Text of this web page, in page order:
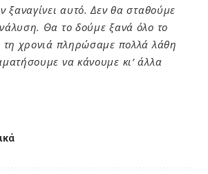
ξαναγίνει αυτό. Δεν θα σταθούμε
Θα το δούμε ξανά όλο το
τη χρονιά πληρώσαμε πολλά λάθη
να κάνουμε κι’ άλλα